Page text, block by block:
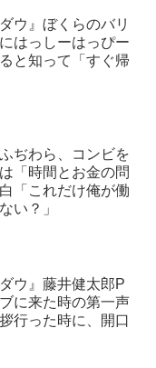
ウ』ぼくらのバリ
はっしーはっぴー
と知って「すぐ帰
ぢわら、コンビを
「時間とお金の問
「これだけ俺が働
い？」
ウ』藤井健太郎P
に来た時の第一声
行った時に、開口